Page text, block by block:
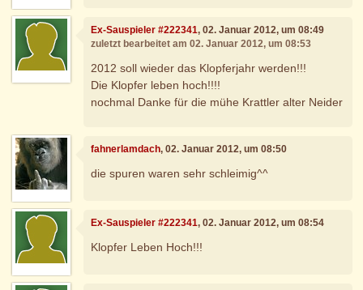
Ex-Sauspieler #222341, 02. Januar 2012, um 08:49
zuletzt bearbeitet am 02. Januar 2012, um 08:53
2012 soll wieder das Klopferjahr werden!!!
Die Klopfer leben hoch!!!!
nochmal Danke für die mühe Krattler alter Neider
fahnerlamdach, 02. Januar 2012, um 08:50
die spuren waren sehr schleimig^^
Ex-Sauspieler #222341, 02. Januar 2012, um 08:54
Klopfer Leben Hoch!!!